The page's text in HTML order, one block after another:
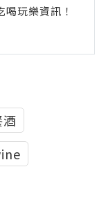
玩樂資訊！